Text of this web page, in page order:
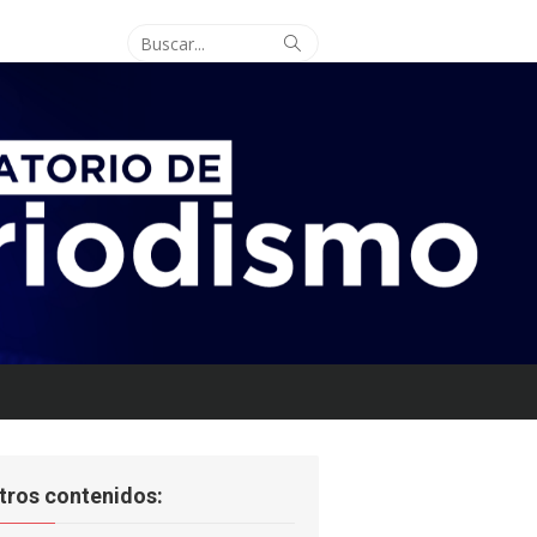
Buscar: Buscar
contenidos: